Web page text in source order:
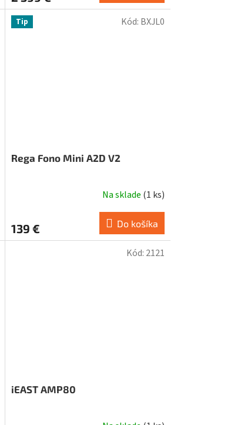
Tip
Rega Fono Mini A2D V2
Na sklade (1 ks)
139 € Do košíka
Kód: BXJL0
iEAST AMP80
Kód: 2121